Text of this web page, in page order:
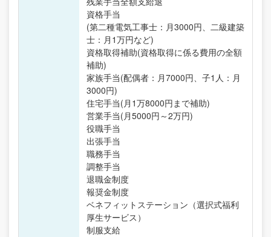
資格手当
(第二種電気工事士：月3000円、二級建築
士：月1万円など)
資格取得補助(資格取得に係る費用の全額
補助)
家族手当(配偶者：月7000円、子1人：月
3000円)
住宅手当(月1万8000円まで補助)
営業手当(月5000円～2万円)
役職手当
出張手当
職務手当
調整手当
退職金制度
報奨金制度
ベネフィットステーション（選択式福利
厚生サービス）
制服支給